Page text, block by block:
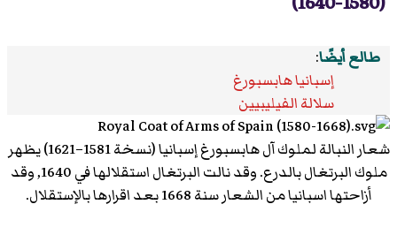
طالع أيضًا:
إسبانيا هابسبورغ
سلالة الفيليبيين
شعار النبالة لملوك آل هابسبورغ إسبانيا (نسخة 1581–1621) يظهر
ملوك البرتغال بالدرع. وقد نالت البرتغال استقلالها في 1640, وقد
أزاحتها اسبانيا من الشعار سنة 1668 بعد اقرارها بالإستقلال.